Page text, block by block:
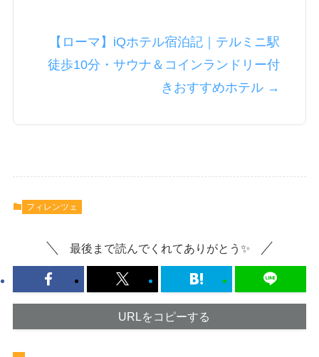
【ローマ】iQホテル宿泊記｜テルミニ駅
徒歩10分・サウナ＆コインランドリー付
きおすすめホテル →
フィレンツェ
最後まで読んでくれてありがとう✨
URLをコピーする